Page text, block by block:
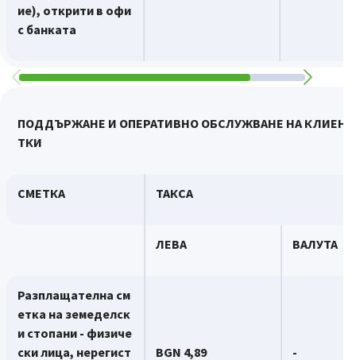
ие), открити в офи
с банката
ПОДДЪРЖАНЕ И ОПЕРАТИВНО ОБСЛУЖВАНЕ НА
ТКИ
СМЕТКА ТАКСА
ЛЕВА ВАЛУТА
Разплащателна см
етка на земеделск
и стопани - физиче
ски лица, нерегист
BGN 4,89 -